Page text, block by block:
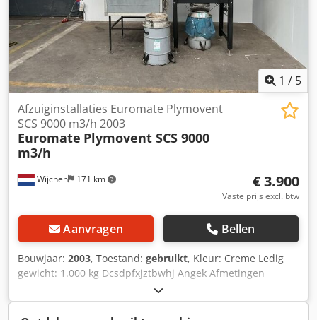
1 / 5
Wijchen 171 km
Afzuiginstallaties Euromate Plymovent
SCS 9000 m3/h 2003
Euromate Plymovent SCS 9000
m3/h
€ 3.900
Vaste prijs excl. btw
Aanvragen Bellen
Bouwjaar: 2003, Toestand: gebruikt, Kleur: Creme Ledig
gewicht: 1.000 kg Dcsdpfxjztbwhj Angek Afmetingen
(LxBxH): 130 x 140 x 290 cm - Bouwjaar: 2003 -
Documentatie aanwezig: Nee - CE markering aanwezig: Ja -